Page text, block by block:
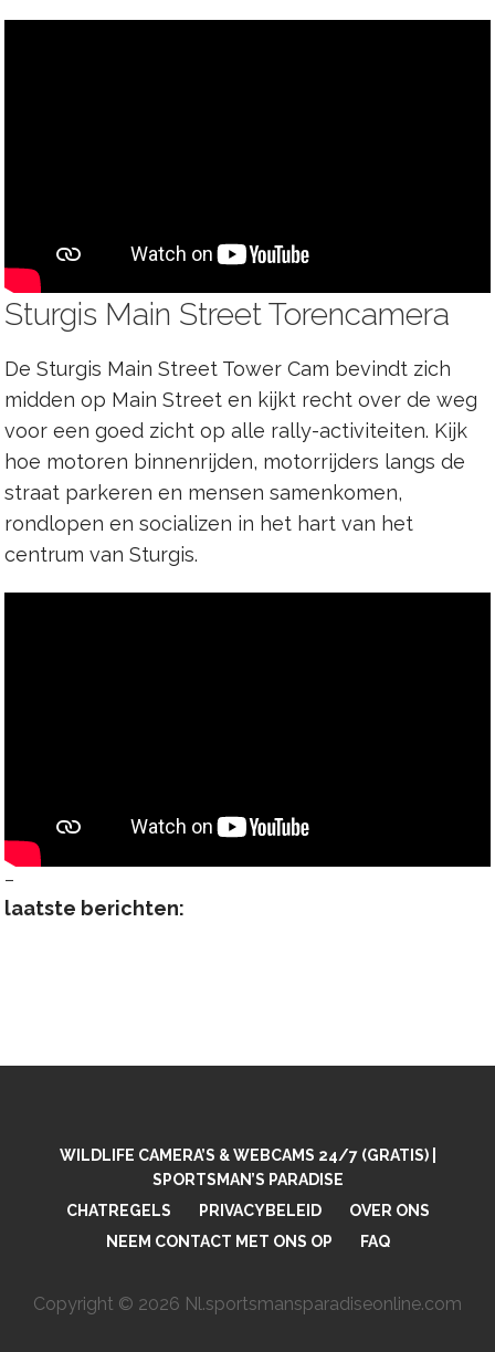
Sturgis Main Street Torencamera
De Sturgis Main Street Tower Cam bevindt zich
midden op Main Street en kijkt recht over de weg
voor een goed zicht op alle rally-activiteiten. Kijk
hoe motoren binnenrijden, motorrijders langs de
straat parkeren en mensen samenkomen,
rondlopen en socializen in het hart van het
centrum van Sturgis.
–
laatste berichten:
WILDLIFE CAMERA’S & WEBCAMS 24/7 (GRATIS) |
SPORTSMAN’S PARADISE
CHATREGELS
PRIVACYBELEID
OVER ONS
NEEM CONTACT MET ONS OP
FAQ
Copyright © 2026 Nl.sportsmansparadiseonline.com